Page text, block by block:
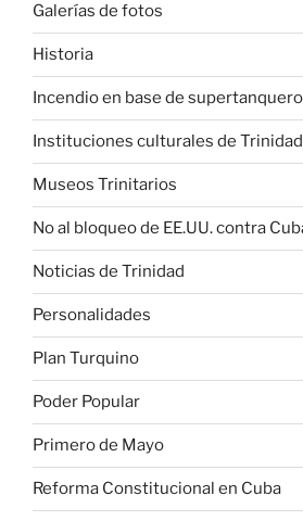
Galerías de fotos
Historia
Incendio en base de
Instituciones culturales de Trinidad
Museos Trinitarios
No al bloqueo de EE.UU. contra
Noticias de Trinidad
Personalidades
Plan Turquino
Poder Popular
Primero de Mayo
Reforma Constitucional en Cuba